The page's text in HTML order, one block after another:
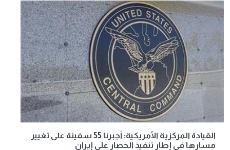
القيادة المركزية الأمريكية: أجبرنا 55 سفينة على تغيير
مسارها في إطار تنفيذ الحصار على إيران